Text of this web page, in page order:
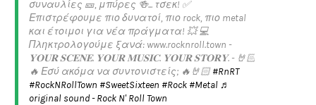
συναυλίες 🎫, μπύρες 🍻... τσεκ! ✅️
Επιστρέφουμε πιο δυνατοί, πιο rock, πιο metal
και έτοιμοι για νέα πράγματα! 💥 💻
Πληκτρολογούμε ξανά: www.rocknroll.town -
𝐘𝐎𝐔𝐑 𝐒𝐂𝐄𝐍𝐄. 𝐘𝐎𝐔𝐑 𝐌𝐔𝐒𝐈𝐂. 𝐘𝐎𝐔𝐑 𝐒𝐓𝐎𝐑𝐘. - 🤘🏻
🔥 Εσύ ακόμα να συντονιστείς; 🔥🤘🏻#RnRT
#RockNRollTown #SweetSixteen #Rock #Metal ♬
original sound - Rock N' Roll Town